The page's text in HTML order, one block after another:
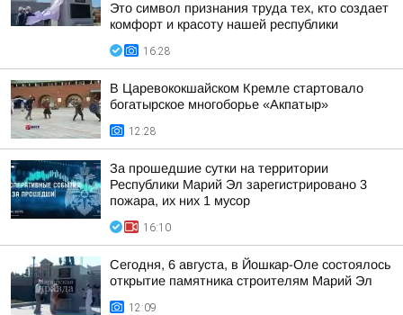
Это символ признания труда тех, кто создает
комфорт и красоту нашей республики
16:28
В Царевококшайском Кремле стартовало
богатырское многоборье «Акпатыр»
12:28
За прошедшие сутки на территории
Республики Марий Эл зарегистрировано 3
пожара, их них 1 мусор
16:10
Сегодня, 6 августа, в Йошкар-Оле состоялось
открытие памятника строителям Марий Эл
12:09